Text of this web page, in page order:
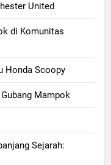
United
di Komunitas
Honda Scoopy
Mampok
Sejarah: